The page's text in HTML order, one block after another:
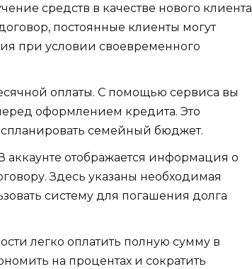
средств в качестве нового клиента
постоянные клиенты могут
при условии своевременного
оплаты. С помощью сервиса вы
оформлением кредита. Это
спланировать семейный бюджет.
аккаунте отображается информация о
Здесь указаны необходимая
систему для погашения долга
легко оплатить полную сумму в
на процентах и сократить